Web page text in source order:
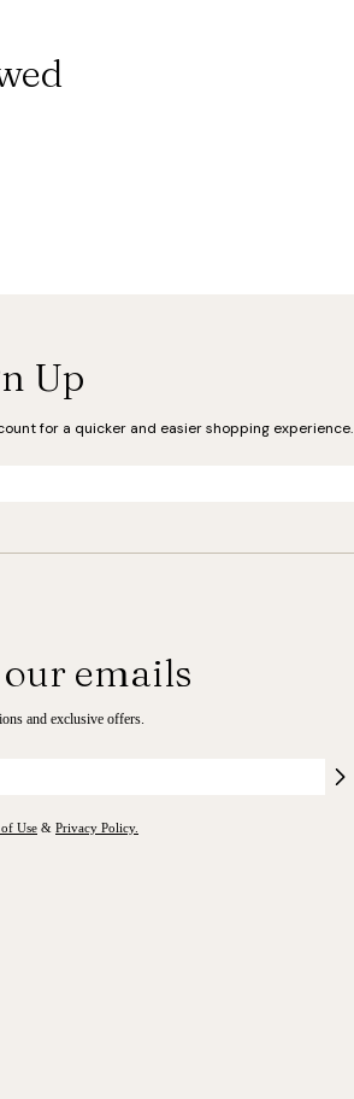
Up
for a quicker and easier shopping experience.
emails
and exclusive offers.
Use & Privacy Policy.